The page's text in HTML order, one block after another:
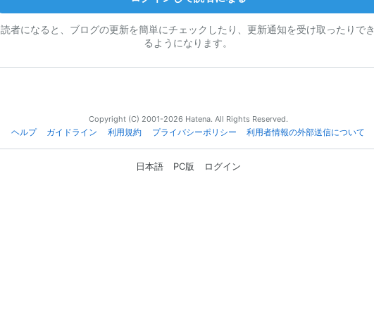
読者になると、ブログの更新を簡単にチェックしたり、更新通知を受け取ったりでき
るようになります。
Copyright (C) 2001-2026 Hatena. All Rights Reserved.
ヘルプ
ガイドライン 利用規約 プライバシーポリシー 利用者情報の外部送信について
日本語 PC版 ログイン